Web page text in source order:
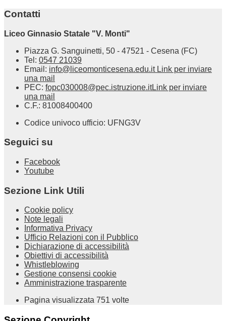
Contatti
Liceo Ginnasio Statale "V. Monti"
Piazza G. Sanguinetti, 50 - 47521 - Cesena (FC)
Tel: 0547 21039
Email: info@liceomonticesena.edu.it Link per inviare
una mail
PEC: fopc030008@pec.istruzione.itLink per inviare
una mail
C.F.: 81008400400
Codice univoco ufficio: UFNG3V
Seguici su
Facebook
Youtube
Sezione Link Utili
Cookie policy
Note legali
Informativa Privacy
Ufficio Relazioni con il Pubblico
Dichiarazione di accessibilità
Obiettivi di accessibilità
Whistleblowing
Gestione consensi cookie
Amministrazione trasparente
Pagina visualizzata 751 volte